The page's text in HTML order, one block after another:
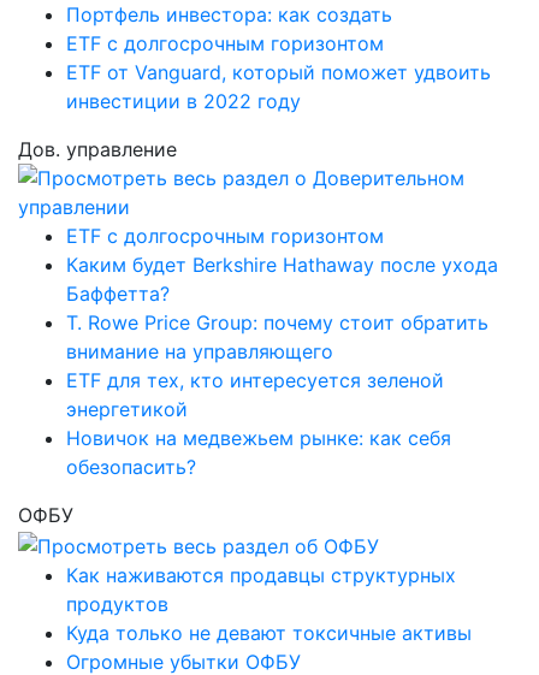
Портфель инвестора: как создать
ETF с долгосрочным горизонтом
ETF от Vanguard, который поможет удвоить
инвестиции в 2022 году
Дов. управление
ETF с долгосрочным горизонтом
Каким будет Berkshire Hathaway после ухода
Баффетта?
T. Rowe Price Group: почему стоит обратить
внимание на управляющего
ETF для тех, кто интересуется зеленой
энергетикой
Новичок на медвежьем рынке: как себя
обезопасить?
ОФБУ
Как наживаются продавцы структурных
продуктов
Куда только не девают токсичные активы
Огромные убытки ОФБУ